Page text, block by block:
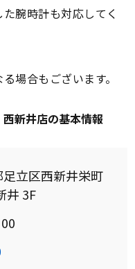
腕時計も対応してく
場合もございます。
新井店の基本情報
立区西新井栄町
井 3F